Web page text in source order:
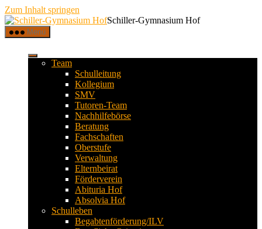
Zum Inhalt springen
Schiller-Gymnasium Hof
Menü
Team
Schulleitung
Kollegium
SMV
Tutoren-Team
Nachhilfebörse
Beratung
Fachschaften
Oberstufe
Verwaltung
Elternbeirat
Förderverein
Abituria Hof
Absolvia Hof
Schulleben
Begabtenförderung/ILV